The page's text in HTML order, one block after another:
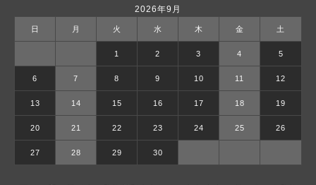
2026年9月
日 月 火 水 木 金 土
1 2 3 4 5
6 7 8 9 10 11 12
13 14 15 16 17 18 19
20 21 22 23 24 25 26
27 28 29 30